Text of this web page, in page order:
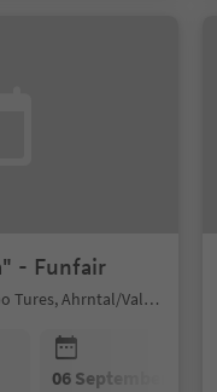
"Sondna Kirschta" - Funfair
Sand in Taufers/Campo Tures, Ahrntal/Valle Aurina
06 September 2026